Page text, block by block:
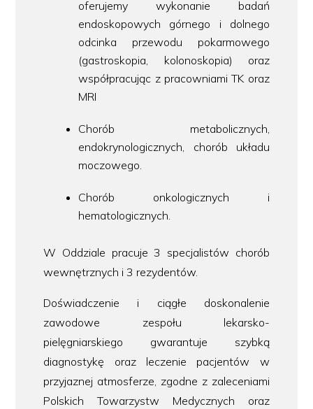
oferujemy wykonanie badań
endoskopowych górnego i dolnego
odcinka przewodu pokarmowego
(gastroskopia, kolonoskopia) oraz
współpracując z pracowniami TK oraz
MRI
Chorób metabolicznych,
endokrynologicznych, chorób układu
moczowego.
Chorób onkologicznych i
hematologicznych.
W Oddziale pracuje 3 specjalistów chorób
wewnętrznych i 3 rezydentów.
Doświadczenie i ciągłe doskonalenie
zawodowe zespołu lekarsko-
pielęgniarskiego gwarantuje szybką
diagnostykę oraz leczenie pacjentów w
przyjaznej atmosferze, zgodne z zaleceniami
Polskich Towarzystw Medycznych oraz